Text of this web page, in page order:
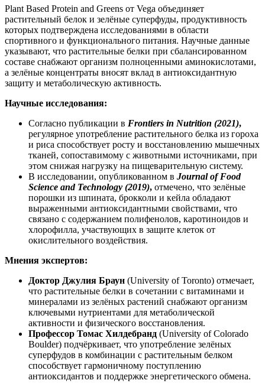
Plant Based Protein and Greens от Vega объединяет
растительный белок и зелёные суперфуды, продуктивность
которых подтверждена исследованиями в области
спортивного и функционального питания. Научные данные
указывают, что растительные белки при сбалансированном
составе снабжают организм полноценными аминокислотами,
а зелёные концентраты вносят вклад в антиоксидантную
защиту и метаболическую активность.
Научные исследования:
Согласно публикации в Frontiers in Nutrition (2021),
регулярное употребление растительного белка из гороха
и риса способствует росту и восстановлению мышечных
тканей, сопоставимому с животными источниками, при
этом снижая нагрузку на пищеварительную систему.
В исследовании, опубликованном в Journal of Food
Science and Technology (2019), отмечено, что зелёные
порошки из шпината, брокколи и кейла обладают
выраженными антиоксидантными свойствами, что
связано с содержанием полифенолов, каротиноидов и
хлорофилла, участвующих в защите клеток от
окислительного воздействия.
Мнения экспертов:
Доктор Джулия Браун (University of Toronto) отмечает,
что растительные белки в сочетании с витаминами и
минералами из зелёных растений снабжают организм
ключевыми нутриентами для метаболической
активности и физического восстановления.
Профессор Томас Хилдебранд (University of Colorado
Boulder) подчёркивает, что употребление зелёных
суперфудов в комбинации с растительным белком
способствует гармоничному поступлению
антиоксидантов и поддержке энергетического обмена.